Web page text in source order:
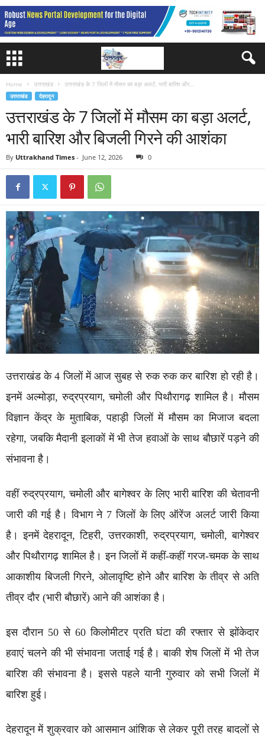
Home उत्तराखंड उत्तराखंड के 7 जिलों में मौसम का बड़ा अलर्ट, भारी बारिश और...
उत्तराखंड देहरादून
उत्तराखंड के 7 जिलों में मौसम का बड़ा अलर्ट,
भारी बारिश और बिजली गिरने की आशंका
By Uttrakhand Times - June 12, 2026 0
उत्तराखंड के 4 जिलों में आज सुबह से रुक रुक कर बारिश हो रही है।
इनमें अल्मोड़ा, रुद्रप्रयाग, चमोली और पिथौरागढ़ शामिल है। मौसम
विज्ञान केंद्र के मुताबिक, पहाड़ी जिलों में मौसम का मिजाज बदला
रहेगा, जबकि मैदानी इलाकों में भी तेज हवाओं के साथ बौछारें पड़ने की
संभावना है।
वहीं रुद्रप्रयाग, चमोली और बागेश्वर के लिए भारी बारिश की चेतावनी
जारी की गई है। विभाग ने 7 जिलों के लिए ऑरेंज अलर्ट जारी किया
है। इनमें देहरादून, टिहरी, उत्तरकाशी, रुद्रप्रयाग, चमोली, बागेश्वर
और पिथौरागढ़ शामिल है। इन जिलों में कहीं-कहीं गरज-चमक के साथ
आकाशीय बिजली गिरने, ओलावृष्टि होने और बारिश के तीव्र से अति
तीव्र दौर (भारी बौछारें) आने की आशंका है।
इस दौरान 50 से 60 किलोमीटर प्रति घंटा की रफ्तार से झोंकेदार
हवाएं चलने की भी संभावना जताई गई है। बाकी शेष जिलों में भी तेज
बारिश की संभावना है। इससे पहले यानी गुरुवार को सभी जिलों में
बारिश हुई।
देहरादून में शुक्रवार को आसमान आंशिक से लेकर पूरी तरह बादलों से